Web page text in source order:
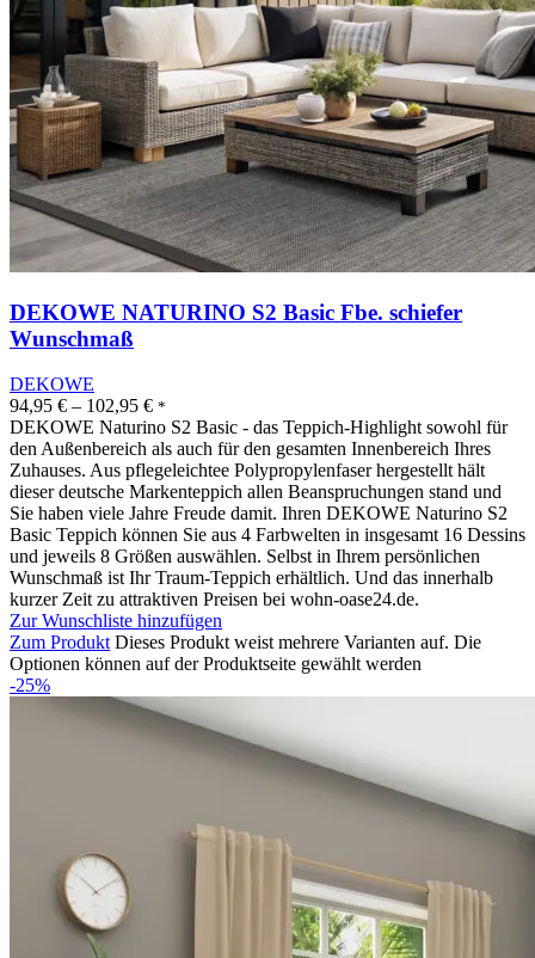
DEKOWE NATURINO S2 Basic Fbe. schiefer
Wunschmaß
DEKOWE
94,95 € – 102,95 € *
DEKOWE Naturino S2 Basic - das Teppich-Highlight sowohl für
den Außenbereich als auch für den gesamten Innenbereich Ihres
Zuhauses. Aus pflegeleichtee Polypropylenfaser hergestellt hält
dieser deutsche Markenteppich allen Beanspruchungen stand und
Sie haben viele Jahre Freude damit. Ihren DEKOWE Naturino S2
Basic Teppich können Sie aus 4 Farbwelten in insgesamt 16 Dessins
und jeweils 8 Größen auswählen. Selbst in Ihrem persönlichen
Wunschmaß ist Ihr Traum-Teppich erhältlich. Und das innerhalb
kurzer Zeit zu attraktiven Preisen bei wohn-oase24.de.
Zur Wunschliste hinzufügen
Zum Produkt Dieses Produkt weist mehrere Varianten auf. Die
Optionen können auf der Produktseite gewählt werden
-25%